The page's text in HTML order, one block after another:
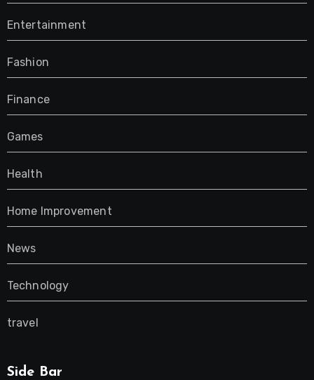
Entertainment
Fashion
Finance
Games
Health
Home Improvement
News
Technology
travel
Side Bar